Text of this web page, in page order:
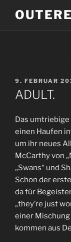
Inhalt
AM
9. FEBRUAR
ADULT.
Das
einen Haufen
um ihr neues
McCarthy von
„Swans“ und
Schon der
da für
„they’re just
einer Mischung
kommen aus